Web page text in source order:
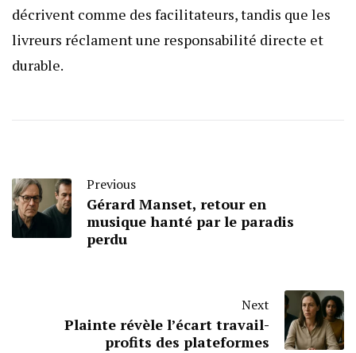
décrivent comme des facilitateurs, tandis que les
livreurs réclament une responsabilité directe et
durable.
Previous
Gérard Manset, retour en
musique hanté par le paradis
perdu
Next
Plainte révèle l’écart travail-
profits des plateformes